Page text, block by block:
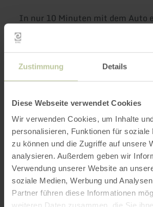
Zustimmung Details
Diese Webseite verwendet Cookies
Wir verwenden Cookies, um Inhalte
personalisieren, Funktionen für soziale
zu können und die Zugriffe auf unsere
analysieren. Außerdem geben wir
Verwendung unserer Website an
soziale Medien, Werbung und
Partner führen diese Informationen
weiteren Daten zusammen, die Sie
In nur 10 Minuten mit dem Auto
in Nideggen mehrere
eine Apotheke sowie zahlreiche
und Geschäfte in der
mehr erfahren
Weitere
Ausstattungsmerkmale